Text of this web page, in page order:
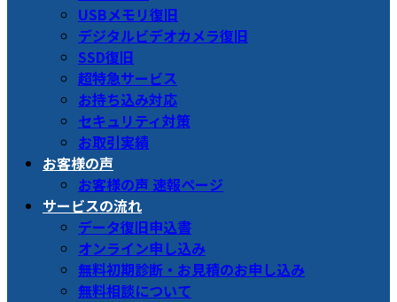
USBメモリ復旧
デジタルビデオカメラ復旧
SSD復旧
超特急サービス
お持ち込み対応
セキュリティ対策
お取引実績
お客様の声
お客様の声 速報ページ
サービスの流れ
データ復旧申込書
オンライン申し込み
無料初期診断・お見積のお申し込み
無料相談について